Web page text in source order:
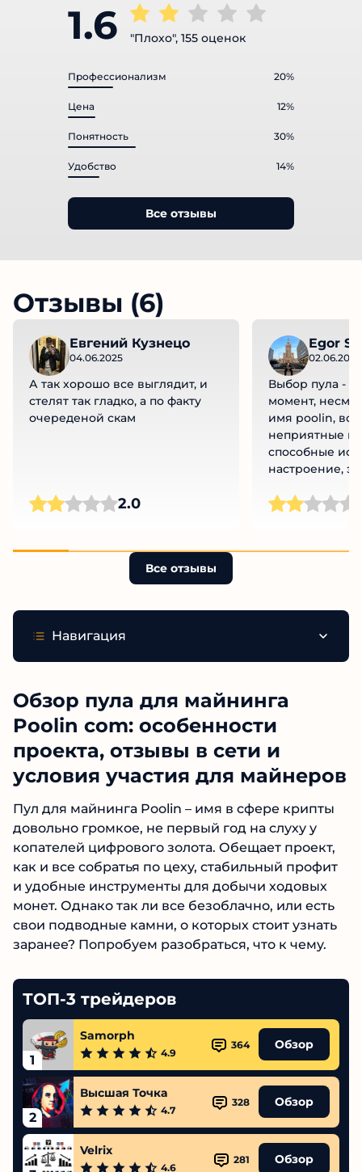
1.6 "Плохо", 155 оценок
Профессионализм 20%
Цена 12%
Понятность 30%
Удобство 14%
Все отзывы
Отзывы (6)
Евгений Кузнецо
04.06.2025
А так хорошо все выглядит, и
стелят так гладко, а по факту
очереденой скам
2.0
Egor
02.06.2025
Выбор пула -
момент,
имя poolin, все
неприятные
способные
настроение,
львиную долю
другие
Все отзывы
Навигация
Обзор пула для майнинга
Poolin com: особенности
проекта, отзывы в сети и
условия участия для
майнеров
Пул для майнинга Poolin – имя в сфере крипты
довольно громкое, не первый год на слуху у
копателей цифрового золота. Обещает проект,
как и все собратья по цеху, стабильный
профит и удобные инструменты для добычи
ходовых монет. Однако так ли все безоблачно,
или есть свои подводные камни, о которых
разобраться, что к чему.
ТОП-3 трейдеров
1
Samorph
4.9
Обзор
2
Высшая Точка
Обзор